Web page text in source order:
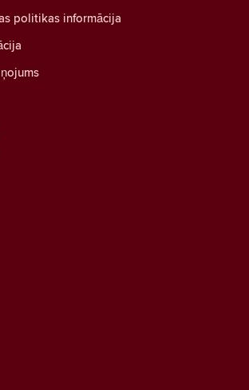
politikas informācija